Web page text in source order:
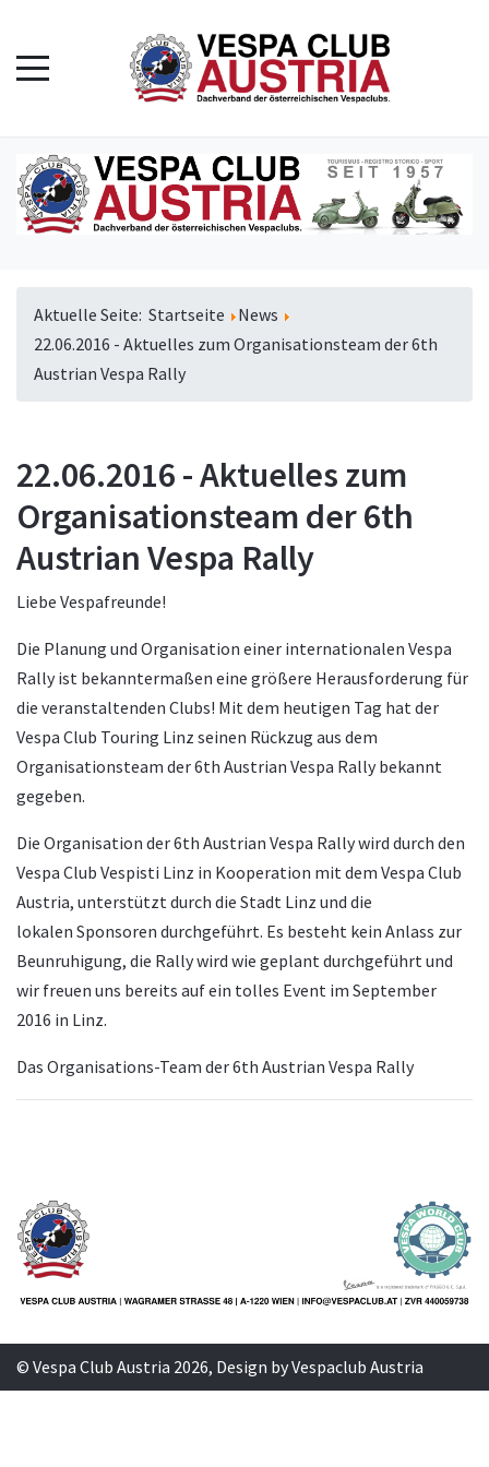
Aktuelle Seite: Startseite
News
22.06.2016 - Aktuelles zum Organisationsteam der 6th
Austrian Vespa Rally
22.06.2016 - Aktuelles zum
Organisationsteam der 6th
Austrian Vespa Rally
Liebe Vespafreunde!
Die Planung und Organisation einer internationalen Vespa
Rally ist bekanntermaßen eine größere Herausforderung für
die veranstaltenden Clubs! Mit dem heutigen Tag hat der
Vespa Club Touring Linz seinen Rückzug aus dem
Organisationsteam der 6th Austrian Vespa Rally bekannt
gegeben.
Die Organisation der 6th Austrian Vespa Rally wird durch den
Vespa Club Vespisti Linz in Kooperation mit dem Vespa Club
Austria, unterstützt durch die Stadt Linz und die
lokalen Sponsoren durchgeführt. Es besteht kein Anlass zur
Beunruhigung, die Rally wird wie geplant durchgeführt und
wir freuen uns bereits auf ein tolles Event im September
2016 in Linz.
Das Organisations-Team der 6th Austrian Vespa Rally
© Vespa Club Austria 2026, Design by Vespaclub Austria